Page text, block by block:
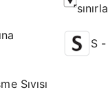
S -
Sıvısı